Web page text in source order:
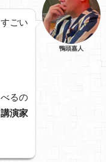
ごい
るの
演家
鴨頭嘉人